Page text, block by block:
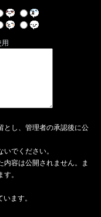
用
とし、管理者の承認後に公
でください。
容は公開されません。ま
。
ます。